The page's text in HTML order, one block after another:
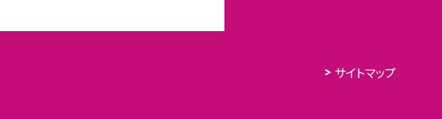
サイトマップ